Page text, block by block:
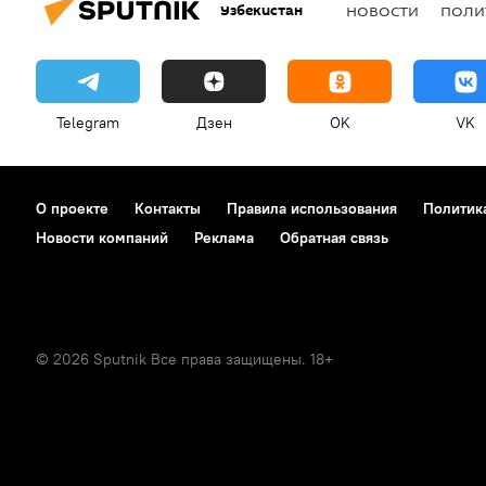
Узбекистан НОВОСТИ
Telegram Дзен OK VK
О проекте Контакты Правила использования
Новости компаний
Реклама Обратная связь
© 2026 Sputnik Все права защищены. 18+